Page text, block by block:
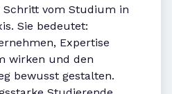
Schritt vom Studium in
Sie bedeutet:
Expertise
wirken und den
bewusst gestalten.